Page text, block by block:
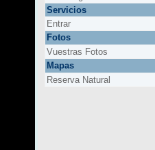
Servicios
Entrar
Fotos
Vuestras Fotos
Mapas
Reserva Natural